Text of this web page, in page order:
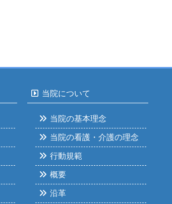
当院について
当院の基本理念
当院の看護・介護の理念
行動規範
概要
沿革